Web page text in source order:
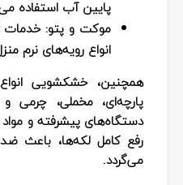
پایین آب استفاده
موکت و پتو:
انواع رویه‌های نرم
همچنین، خشکشویی
پارچه‌ای، مخملی، چرمی
دستگاه‌های پیشرفته و
رفع کامل لکه‌ها، باعث
می‌گردد.